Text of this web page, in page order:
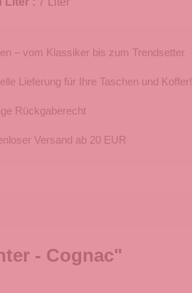
– vom Klassiker bis zum Trendsetter
Lieferung für Ihre Taschen und Koffer!
Rückgaberecht
Versand ab 20 EUR
- Cognac"